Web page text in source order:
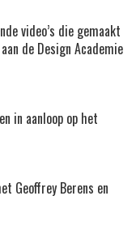
video’s die gemaakt
de Design Academie
in aanloop op het
Geoffrey Berens en